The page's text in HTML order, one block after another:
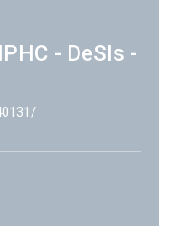
- DeSIs -